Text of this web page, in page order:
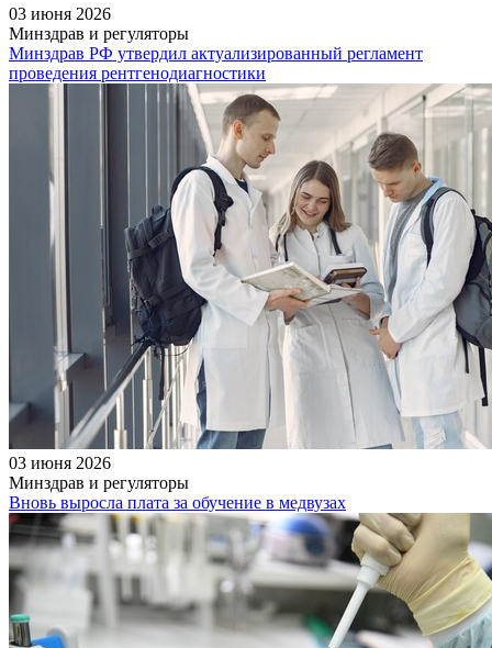
03 июня 2026
Минздрав и регуляторы
Минздрав РФ утвердил актуализированный регламент
проведения рентгенодиагностики
03 июня 2026
Минздрав и регуляторы
Вновь выросла плата за обучение в медвузах